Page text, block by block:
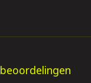
beoordelingen